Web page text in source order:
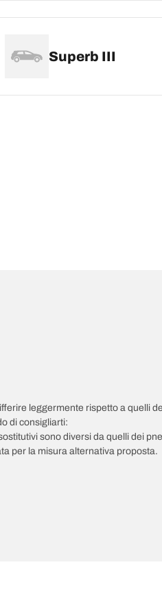
Superb III
leggermente rispetto a
di consigliarti:
sono diversi da quelli dei
per la misura alternativa proposta.